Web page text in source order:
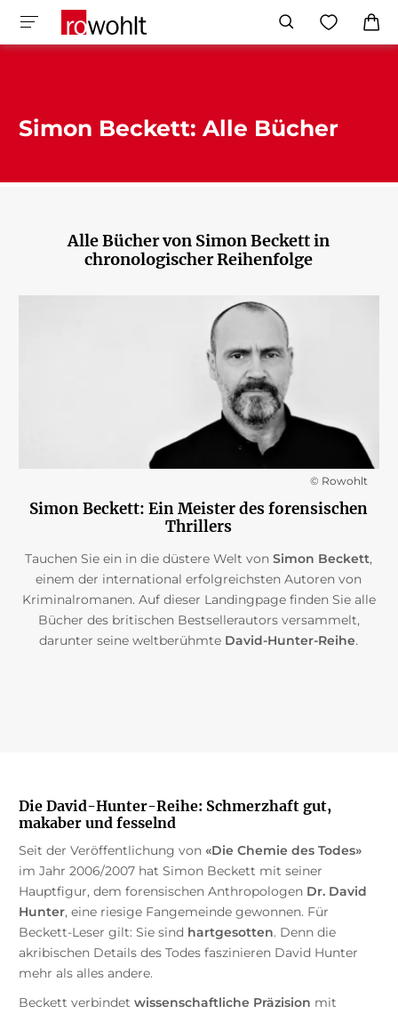
Simon Beckett: Alle Bücher
Alle Bücher von Simon Beckett in
chronologischer Reihenfolge
© Rowohlt
Simon Beckett: Ein Meister des forensischen
Thrillers
Tauchen Sie ein in die düstere Welt vonSimon Beckett,
einem der international erfolgreichsten Autoren von
Kriminalromanen. Auf dieser Landingpage finden Sie alle
Bücher des britischen Bestsellerautors versammelt,
darunter seine weltberühmte David-Hunter-Reihe.
Die David-Hunter-Reihe: Schmerzhaft gut,
makaber und fesselnd
Seit der Veröffentlichung von «Die Chemie des Todes»
im Jahr 2006/2007 hat Simon Beckett mit seiner
Hauptfigur, dem forensischen Anthropologen Dr. David
Hunter, eine riesige Fangemeinde gewonnen. Für
Beckett-Leser gilt: Sie sind hartgesotten. Denn die
akribischen Details des Todes faszinieren David Hunter
mehr als alles andere.
Beckett verbindet wissenschaftliche Präzision mit